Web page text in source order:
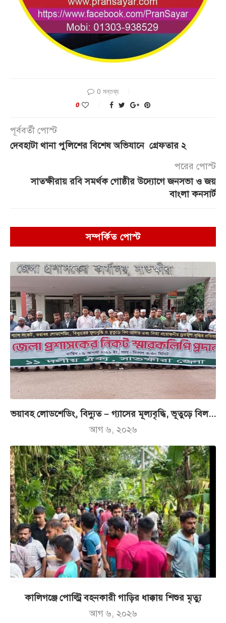
0 মন্তব্য
0
পূর্ববর্তী পোস্ট
দেবহাটা থানা পুলিশের বিশেষ অভিযানে গ্রেফতার ২
পরের পোস্ট
সাতক্ষীরায় রবি সমর্থক গোষ্ঠীর উদ্যোগে জনসভা ও জয়
বাংলা কনসার্ট
সম্পর্কিত পোস্ট
ভয়াবহ লোডশেডিং, বিদ্যুত – গ্যাসের মূল্যবৃদ্ধি, ভূতুড়ে বিল...
আগ ৬, ২০২৬
কালিগঞ্জে পোল্ট্রি বহনকারী গাড়ির ধাক্কায় শিশুর মৃত্যু
আগ ৬, ২০২৬